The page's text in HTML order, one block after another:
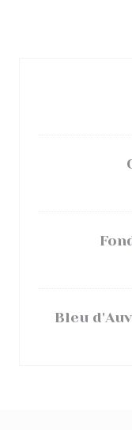
Bleu